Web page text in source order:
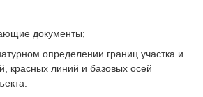
документы;
определении границ участка и
красных линий и базовых осей